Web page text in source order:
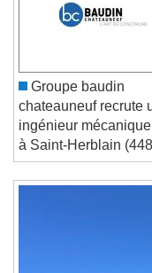
Play Video
Play
Skip
Current Time
/
Duration-:-
Loaded:0%
Stream Type
Seek to live,
Remaining
Groupe baudin
chateauneuf recrute
ingénieur mécanique
à Saint-Herblain